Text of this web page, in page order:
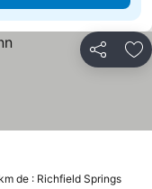
Partager
de : Richfield Springs